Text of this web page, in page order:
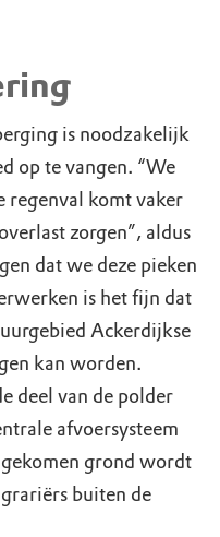
is noodzakelijk
op te vangen. “We
regenval komt vaker
zorgen”, aldus
dat we deze pieken
is het fijn dat
Ackerdijkse
kan worden.
deel van de polder
afvoersysteem
grond wordt
buiten de